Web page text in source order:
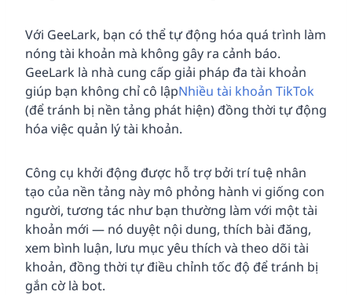
Với GeeLark, bạn có thể tự động hóa quá trình làm
nóng tài khoản mà không gây ra cảnh báo.
GeeLark là nhà cung cấp giải pháp đa tài khoản
giúp bạn không chỉ cô lậpNhiều tài khoản TikTok
(để tránh bị nền tảng phát hiện) đồng thời tự động
hóa việc quản lý tài khoản.
Công cụ khởi động được hỗ trợ bởi trí tuệ nhân
tạo của nền tảng này mô phỏng hành vi giống con
người, tương tác như bạn thường làm với một tài
khoản mới — nó duyệt nội dung, thích bài đăng,
xem bình luận, lưu mục yêu thích và theo dõi tài
khoản, đồng thời tự điều chỉnh tốc độ để tránh bị
gắn cờ là bot.